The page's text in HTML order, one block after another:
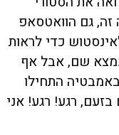
גם הוואטסאפ
כדי לראות
שם, אבל אף
התחילו
רגע! רגע! אני